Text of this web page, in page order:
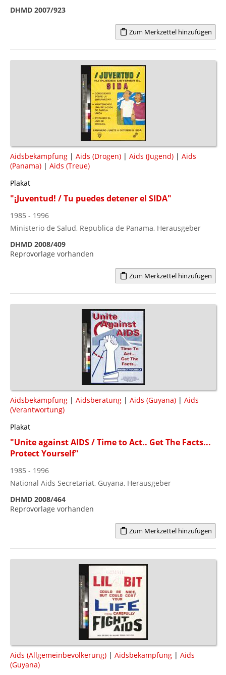
DHMD 2007/923
Zum Merkzettel hinzufügen
Aidsbekämpfung | Aids (Drogen) | Aids (Jugend) | Aids
(Panama) | Aids (Treue)
Plakat
"¡Juventud! / Tu puedes detener el SIDA"
1985 - 1996
Ministerio de Salud, Republica de Panama, Herausgeber
DHMD 2008/409
Reprovorlage vorhanden
Zum Merkzettel hinzufügen
Aidsbekämpfung | Aidsberatung | Aids (Guyana) | Aids
(Verantwortung)
Plakat
"Unite against AIDS / Time to Act.. Get The Facts...
Protect Yourself"
1985 - 1996
National Aids Secretariat, Guyana, Herausgeber
DHMD 2008/464
Reprovorlage vorhanden
Zum Merkzettel hinzufügen
Aids (Allgemeinbevölkerung) | Aidsbekämpfung | Aids
(Guyana)